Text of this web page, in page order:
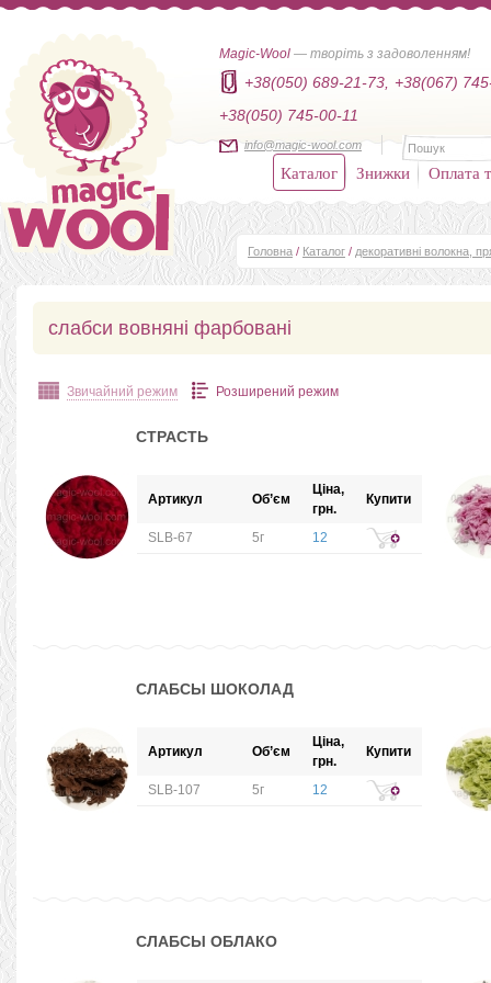
Magic-Wool — творіть з задоволенням!
+38(050) 689-21-73,
+38(067)
+38(050) 745-00-11
info@magic-wool.com
Каталог Знижки Оплата
Головна / Каталог / декоративні волокна,
слабси вовняні фарбовані
Звичайний режим Розширений режим
СТРАСТЬ
Артикул Об’єм
Ціна,
грн.
Купити
SLB-67 5г 12
СЛАБСЫ ШОКОЛАД
Артикул Об’єм
Ціна,
грн.
Купити
SLB-107 5г 12
СЛАБСЫ ОБЛАКО